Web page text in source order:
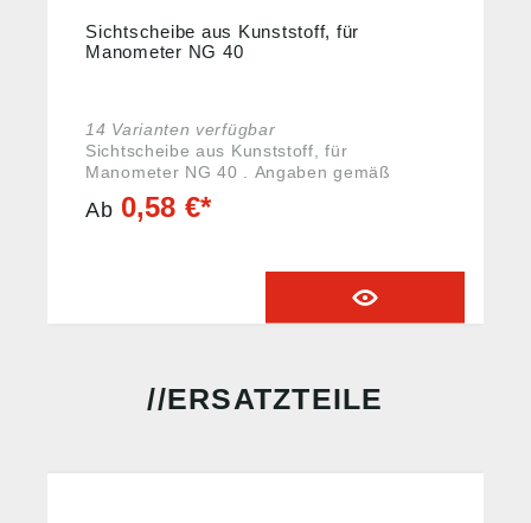
Sichtscheibe aus Kunststoff, für
Manometer NG 40
14 Varianten verfügbar
Sichtscheibe aus Kunststoff, für
Manometer NG 40 . Angaben gemäß
Produktsicherheitsverordnung ((EU)
2023/988): Riegler & Co. KG, Schützenstr.
Ab 0,58 €*
ERSATZTEILE